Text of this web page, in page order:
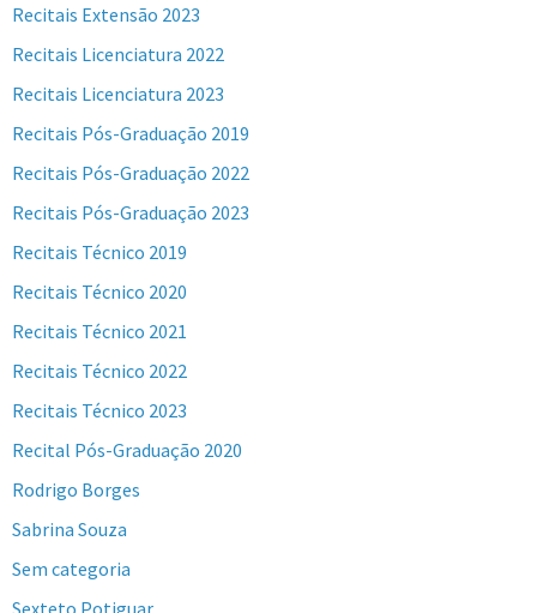
Recitais Extensão 2023
Recitais Licenciatura 2022
Recitais Licenciatura 2023
Recitais Pós-Graduação 2019
Recitais Pós-Graduação 2022
Recitais Pós-Graduação 2023
Recitais Técnico 2019
Recitais Técnico 2020
Recitais Técnico 2021
Recitais Técnico 2022
Recitais Técnico 2023
Recital Pós-Graduação 2020
Rodrigo Borges
Sabrina Souza
Sem categoria
Sexteto Potiguar